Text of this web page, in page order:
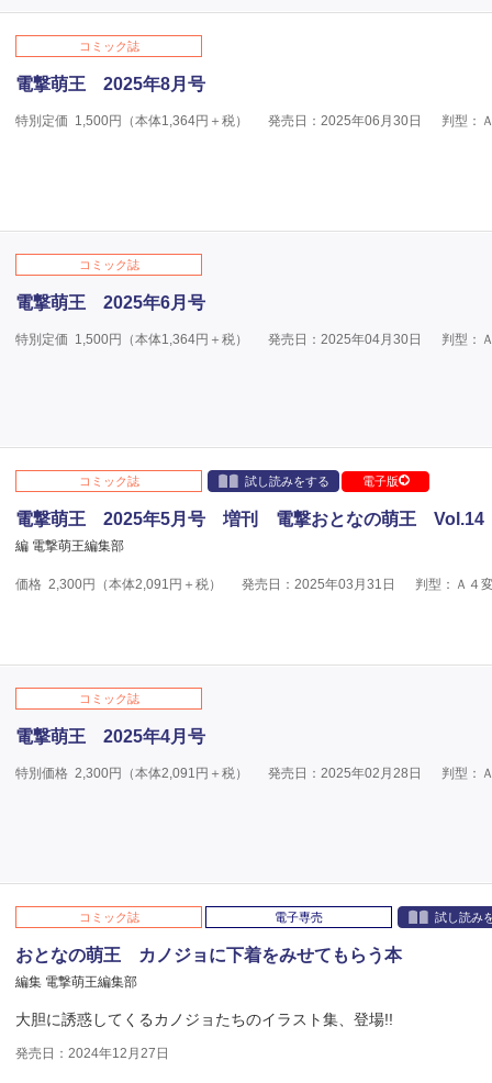
コミック誌
電撃萌王 2025年8月号
特別定価 1,500円（本体1,364円＋税） 発売日：2025年06月30日 判型：
コミック誌
電撃萌王 2025年6月号
特別定価 1,500円（本体1,364円＋税） 発売日：2025年04月30日 判型：
コミック誌 試し読みをする 電子版
電撃萌王 2025年5月号 増刊 電撃おとなの萌王 Vol.14
編 電撃萌王編集部
価格 2,300円（本体2,091 円＋税） 発売日：2025年03月31日 判型：Ａ４
コミック誌
電撃萌王 2025年4月号
特別価格 2,300円（本体2,091円＋税） 発売日：2025年02月28日 判型：
コミック誌 電子専売 試し読み
おとなの萌王 カノジョに下着をみせてもらう本
編集 電撃萌王編集部
大胆に誘惑してくるカノジョたちのイラスト集、登場!!
発売日：2024年12月27日